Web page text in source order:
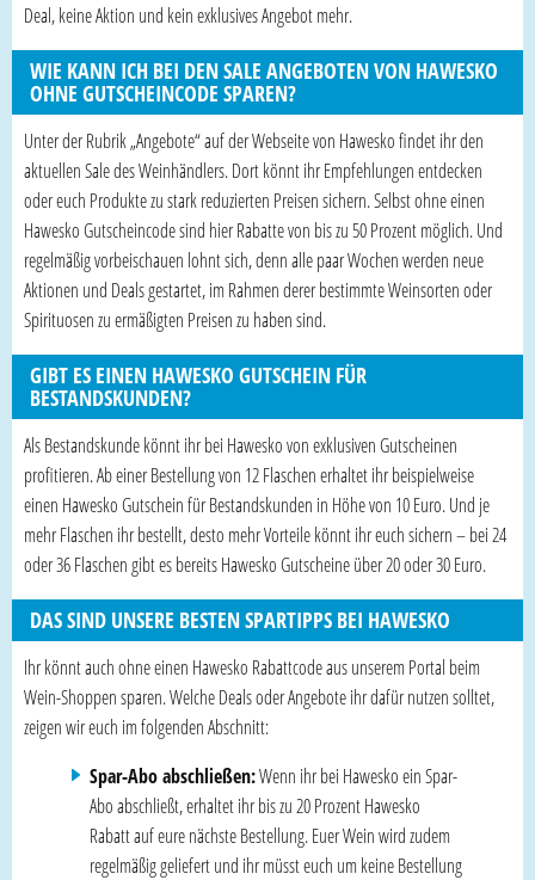
Deal, keine Aktion und kein exklusives Angebot mehr.
WIE KANN ICH BEI DEN SALE ANGEBOTEN VON HAWESKO
OHNE GUTSCHEINCODE SPAREN?
Unter der Rubrik „Angebote“ auf der Webseite von Hawesko findet ihr den
aktuellen Sale des Weinhändlers. Dort könnt ihr Empfehlungen entdecken
oder euch Produkte zu stark reduzierten Preisen sichern. Selbst ohne einen
Hawesko Gutscheincode sind hier Rabatte von bis zu 50 Prozent möglich. Und
regelmäßig vorbeischauen lohnt sich, denn alle paar Wochen werden neue
Aktionen und Deals gestartet, im Rahmen derer bestimmte Weinsorten oder
Spirituosen zu ermäßigten Preisen zu haben sind.
GIBT ES EINEN HAWESKO GUTSCHEIN FÜR
BESTANDSKUNDEN?
Als Bestandskunde könnt ihr bei Hawesko von exklusiven Gutscheinen
profitieren. Ab einer Bestellung von 12 Flaschen erhaltet ihr beispielweise
einen Hawesko Gutschein für Bestandskunden in Höhe von 10 Euro. Und je
mehr Flaschen ihr bestellt, desto mehr Vorteile könnt ihr euch sichern – bei 24
oder 36 Flaschen gibt es bereits Hawesko Gutscheine über 20 oder 30 Euro.
DAS SIND UNSERE BESTEN SPARTIPPS BEI HAWESKO
Ihr könnt auch ohne einen Hawesko Rabattcode aus unserem Portal beim
Wein-Shoppen sparen. Welche Deals oder Angebote ihr dafür nutzen solltet,
zeigen wir euch im folgenden Abschnitt:
Spar-Abo abschließen:Wenn ihr bei Hawesko ein Spar-
Abo abschließt, erhaltet ihr bis zu 20 Prozent Hawesko
Rabatt auf eure nächste Bestellung. Euer Wein wird zudem
regelmäßig geliefert und ihr müsst euch um keine Bestellung